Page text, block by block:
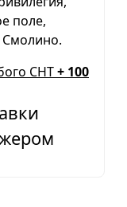
поле,
Смолино.
СНТ+ 100